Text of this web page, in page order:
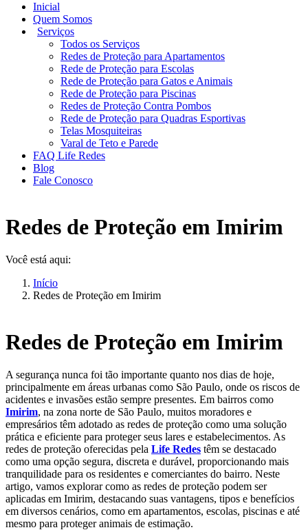
Inicial
Quem Somos
Serviços
Todos os Serviços
Redes de Proteção para Apartamentos
Rede de Proteção para Escolas
Rede de Proteção para Gatos e Animais
Rede de Proteção para Piscinas
Redes de Proteção Contra Pombos
Rede de Proteção para Quadras Esportivas
Telas Mosquiteiras
Varal de Teto e Parede
FAQ Life Redes
Blog
Fale Conosco
Redes de Proteção em Imirim
Você está aqui:
Início
Redes de Proteção em Imirim
Redes de Proteção em Imirim
A segurança nunca foi tão importante quanto nos dias de hoje,
principalmente em áreas urbanas como São Paulo, onde os riscos de
acidentes e invasões estão sempre presentes. Em bairros como
Imirim, na zona norte de São Paulo, muitos moradores e
empresários têm adotado as redes de proteção como uma solução
prática e eficiente para proteger seus lares e estabelecimentos. As
redes de proteção oferecidas pela Life Redes têm se destacado
como uma opção segura, discreta e durável, proporcionando mais
tranquilidade para os residentes e comerciantes do bairro. Neste
artigo, vamos explorar como as redes de proteção podem ser
aplicadas em Imirim, destacando suas vantagens, tipos e benefícios
em diversos cenários, como em apartamentos, escolas, piscinas e até
mesmo para proteger animais de estimação.